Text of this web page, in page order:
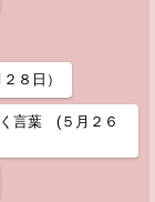
８日）
く言葉 (５月２６